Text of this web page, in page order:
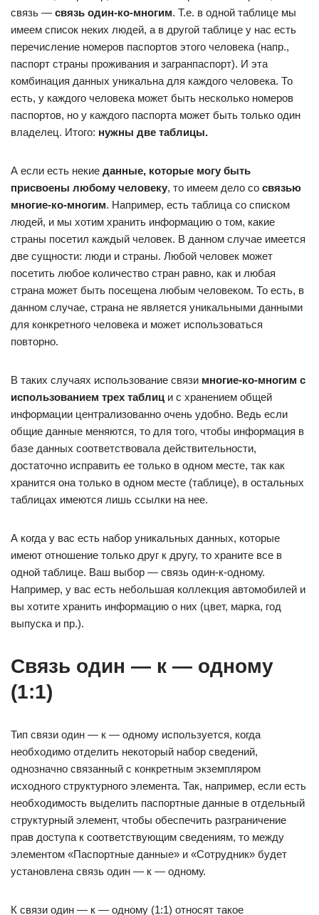
связь — связь один-ко-многим. Т.е. в одной таблице мы
имеем список неких людей, а в другой таблице у нас есть
перечисление номеров паспортов этого человека (напр.,
паспорт страны проживания и загранпаспорт). И эта
комбинация данных уникальна для каждого человека. То
есть, у каждого человека может быть несколько номеров
паспортов, но у каждого паспорта может быть только один
владелец. Итого: нужны две таблицы.
А если есть некие данные, которые могу быть
присвоены любому человеку, то имеем дело со связью
многие-ко-многим. Например, есть таблица со списком
людей, и мы хотим хранить информацию о том, какие
страны посетил каждый человек. В данном случае имеется
две сущности: люди и страны. Любой человек может
посетить любое количество стран равно, как и любая
страна может быть посещена любым человеком. То есть, в
данном случае, страна не является уникальными данными
для конкретного человека и может использоваться
повторно.
В таких случаях использование связи многие-ко-многим с
использованием трех таблиц и с хранением общей
информации централизованно очень удобно. Ведь если
общие данные меняются, то для того, чтобы информация в
базе данных соответствовала действительности,
достаточно исправить ее только в одном месте, так как
хранится она только в одном месте (таблице), в остальных
таблицах имеются лишь ссылки на нее.
А когда у вас есть набор уникальных данных, которые
имеют отношение только друг к другу, то храните все в
одной таблице. Ваш выбор — связь один-к-одному.
Например, у вас есть небольшая коллекция автомобилей и
вы хотите хранить информацию о них (цвет, марка, год
выпуска и пр.).
Связь один — к — одному
(1:1)
Тип связи один — к — одному используется, когда
необходимо отделить некоторый набор сведений,
однозначно связанный с конкретным экземпляром
исходного структурного элемента. Так, например, если есть
необходимость выделить паспортные данные в отдельный
структурный элемент, чтобы обеспечить разграничение
прав доступа к соответствующим сведениям, то между
элементом «Паспортные данные» и «Сотрудник» будет
установлена связь один — к — одному.
К связи один — к — одному (1:1) относят такое